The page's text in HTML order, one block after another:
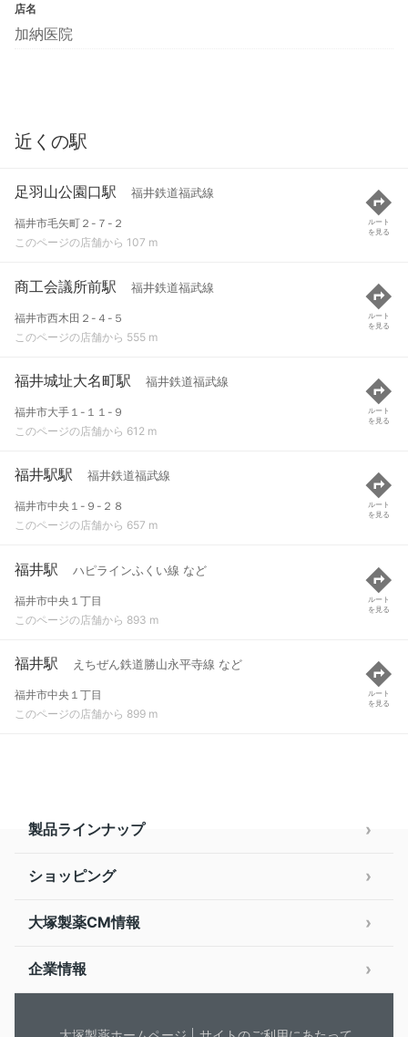
店名
加納医院
近くの駅
足羽山公園口駅 福井鉄道福武線
福井市毛矢町２-７-２
このページの店舗から 107 m
ルート
を見る
商工会議所前駅 福井鉄道福武線
福井市西木田２-４-５
このページの店舗から 555 m
ルート
を見る
福井城址大名町駅 福井鉄道福武線
福井市大手１-１１-９
このページの店舗から 612 m
ルート
を見る
福井駅駅 福井鉄道福武線
福井市中央１-９-２８
このページの店舗から 657 m
ルート
を見る
福井駅 ハピラインふくい線 など
福井市中央１丁目
このページの店舗から 893 m
ルート
を見る
福井駅 えちぜん鉄道勝山永平寺線 など
福井市中央１丁目
このページの店舗から 899 m
ルート
を見る
製品ラインナップ
ショッピング
大塚製薬CM情報
企業情報